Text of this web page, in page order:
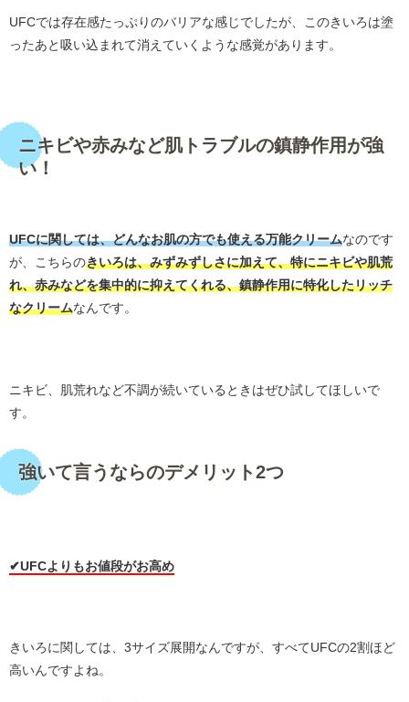
UFCでは存在感たっぷりのバリアな感じでしたが、このきいろは塗
ったあと吸い込まれて消えていくような感覚があります。
ニキビや赤みなど肌トラブルの鎮静作用が強
い！
UFCに関しては、どんなお肌の方でも使える万能クリームなのです
が、こちらのきいろは、みずみずしさに加えて、特にニキビや肌荒
れ、赤みなどを集中的に抑えてくれる、鎮静作用に特化したリッチ
なクリームなんです。
ニキビ、肌荒れなど不調が続いているときはぜひ試してほしいで
す。
強いて言うならのデメリット2つ
✔︎UFCよりもお値段がお高め
きいろに関しては、3サイズ展開なんですが、すべてUFCの2割ほど
高いんですよね。